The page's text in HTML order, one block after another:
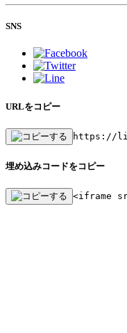
SNS
URLをコピー
https://
埋め込みコードをコピー
<iframe